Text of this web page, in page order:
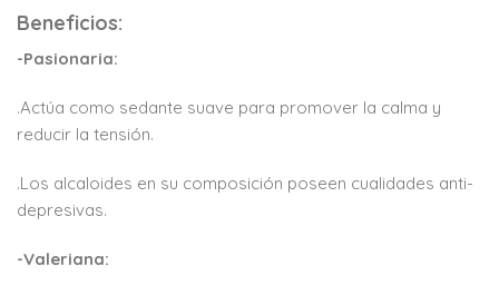
Beneficios:
-Pasionaria:
.Actúa como sedante suave para promover la calma y
reducir la tensión.
.Los alcaloides en su composición poseen cualidades anti-
depresivas.
-Valeriana: